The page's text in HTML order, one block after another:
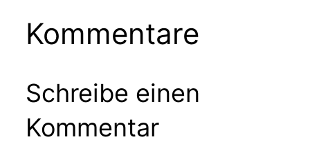
Kommentare
Schreibe einen
Kommentar